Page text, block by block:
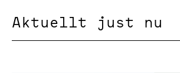
Aktuellt just nu